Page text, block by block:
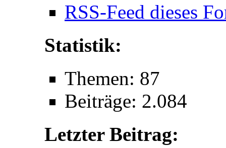
RSS-Feed dieses
Statistik:
Themen: 87
Beiträge: 2.084
Letzter Beitrag: